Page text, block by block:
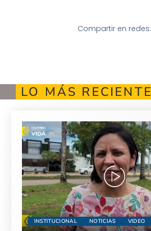
Compartir en redes:
LO MÁS RECIENTE
INSTITUCIONAL NOTICIAS VIDEO